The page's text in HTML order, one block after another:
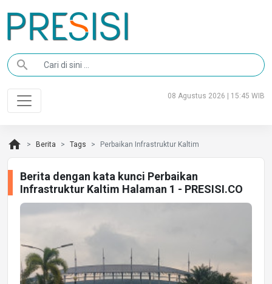
search
08 Agustus 2026 | 15:45 WIB
home Berita Tags Perbaikan Infrastruktur Kaltim
Berita dengan kata kunci Perbaikan
Infrastruktur Kaltim Halaman 1 - PRESISI.CO